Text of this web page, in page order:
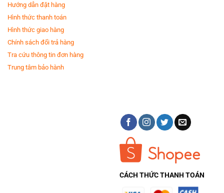
Hướng dẫn đặt hàng
Hình thức thanh toán
Hình thức giao hàng
Chính sách đổi trả hàng
Tra cứu thông tin đơn hàng
Trung tâm bảo hành
CÁCH THỨC THANH TOÁN